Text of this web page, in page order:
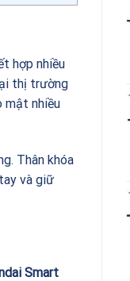
hợp nhiều
thị trường
mật nhiều
Thân khóa
và giữ
Smart